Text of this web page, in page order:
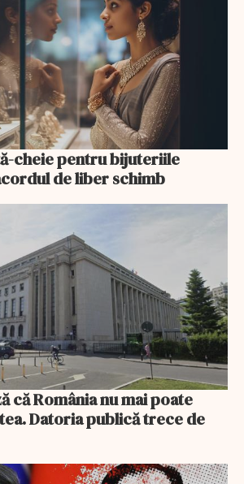
cheie pentru bijuteriile
de liber schimb
că România nu mai poate
Datoria publică trece de